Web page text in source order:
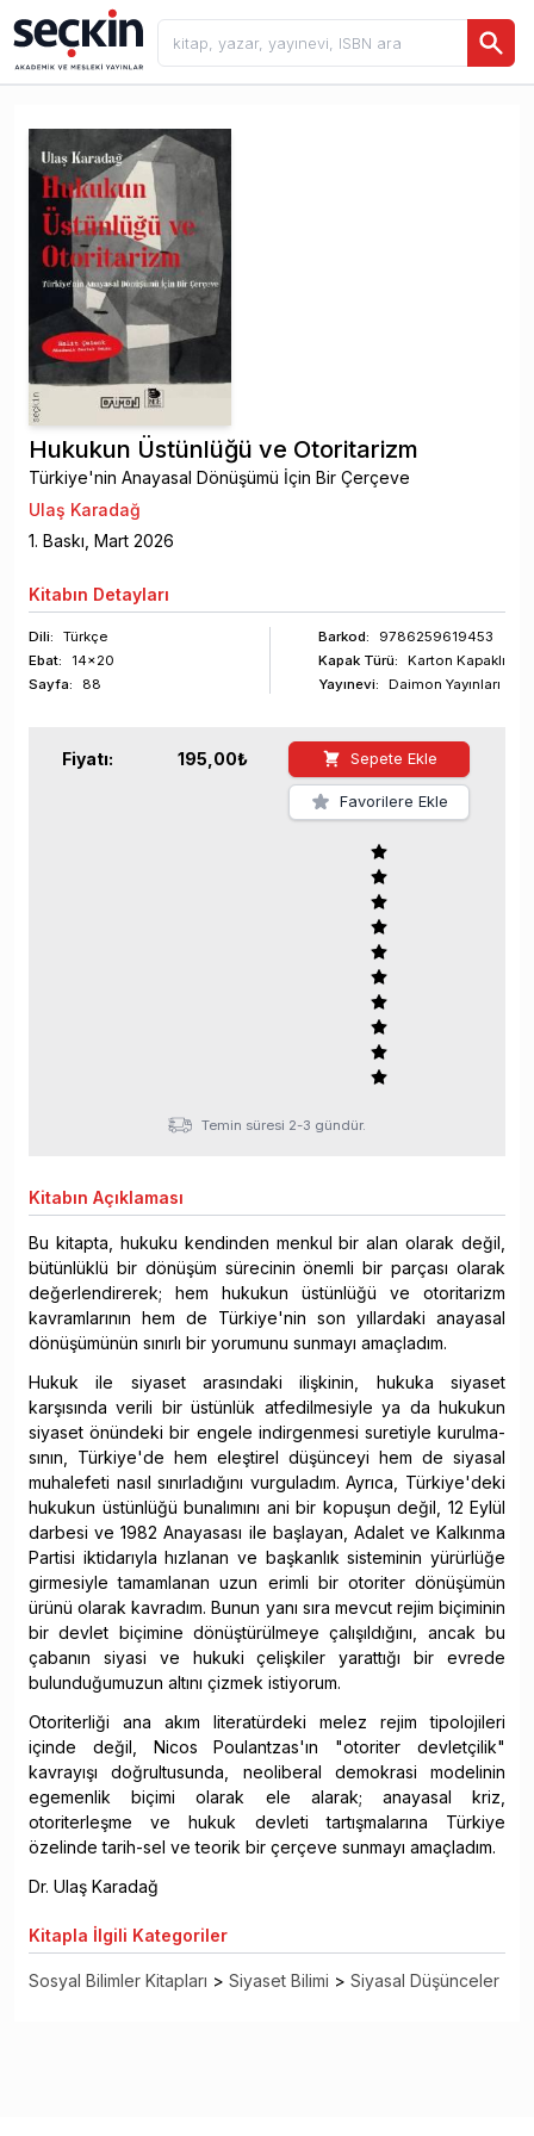
Hukukun Üstünlüğü ve Otoritarizm
Türkiye'nin Anayasal Dönüşümü İçin Bir Çerçeve
Ulaş Karadağ
1. Baskı, Mart 2026
Kitabın Detayları
Dili:
Türkçe
Ebat:
14x20
Sayfa: 88
Barkod:
9786259619453
Kapak Türü:
Karton Kapaklı
Yayınevi:
Daimon Yayınları
Fiyatı: 195,00₺ Sepete Ekle
Favorilere Ekle
Temin süresi 2-3 gündür.
Kitabın Açıklaması
Bu kitapta, hukuku kendinden menkul bir alan olarak değil,
bütünlüklü bir dönüşüm sürecinin önemli bir parçası olarak
değerlendirerek; hem hukukun üstünlüğü ve otoritarizm
kavramlarının hem de Türkiye'nin son yıllardaki anayasal
dönüşümünün sınırlı bir yorumunu sunmayı amaçladım.
Hukuk ile siyaset arasındaki ilişkinin, hukuka siyaset
karşısında verili bir üstünlük atfedilmesiyle ya da hukukun
siyaset önündeki bir engele indirgenmesi suretiyle kurulma-
sının, Türkiye'de hem eleştirel düşünceyi hem de siyasal
muhalefeti nasıl sınırladığını vurguladım. Ayrıca, Türkiye'deki
hukukun üstünlüğü bunalımını ani bir kopuşun değil, 12 Eylül
darbesi ve 1982 Anayasası ile başlayan, Adalet ve Kalkınma
Partisi iktidarıyla hızlanan ve başkanlık sisteminin yürürlüğe
girmesiyle tamamlanan uzun erimli bir otoriter dönüşümün
ürünü olarak kavradım. Bunun yanı sıra mevcut rejim biçiminin
bir devlet biçimine dönüştürülmeye çalışıldığını, ancak bu
çabanın siyasi ve hukuki çelişkiler yarattığı bir evrede
bulunduğumuzun altını çizmek istiyorum.
Otoriterliği ana akım literatürdeki melez rejim tipolojileri
içinde değil, Nicos Poulantzas'ın "otoriter devletçilik"
kavrayışı doğrultusunda, neoliberal demokrasi modelinin
egemenlik biçimi olarak ele alarak; anayasal kriz,
otoriterleşme ve hukuk devleti tartışmalarına Türkiye
özelinde tarih-sel ve teorik bir çerçeve sunmayı amaçladım.
Dr. Ulaş Karadağ
Kitapla İlgili Kategoriler
Sosyal Bilimler Kitapları > Siyaset Bilimi > Siyasal Düşünceler